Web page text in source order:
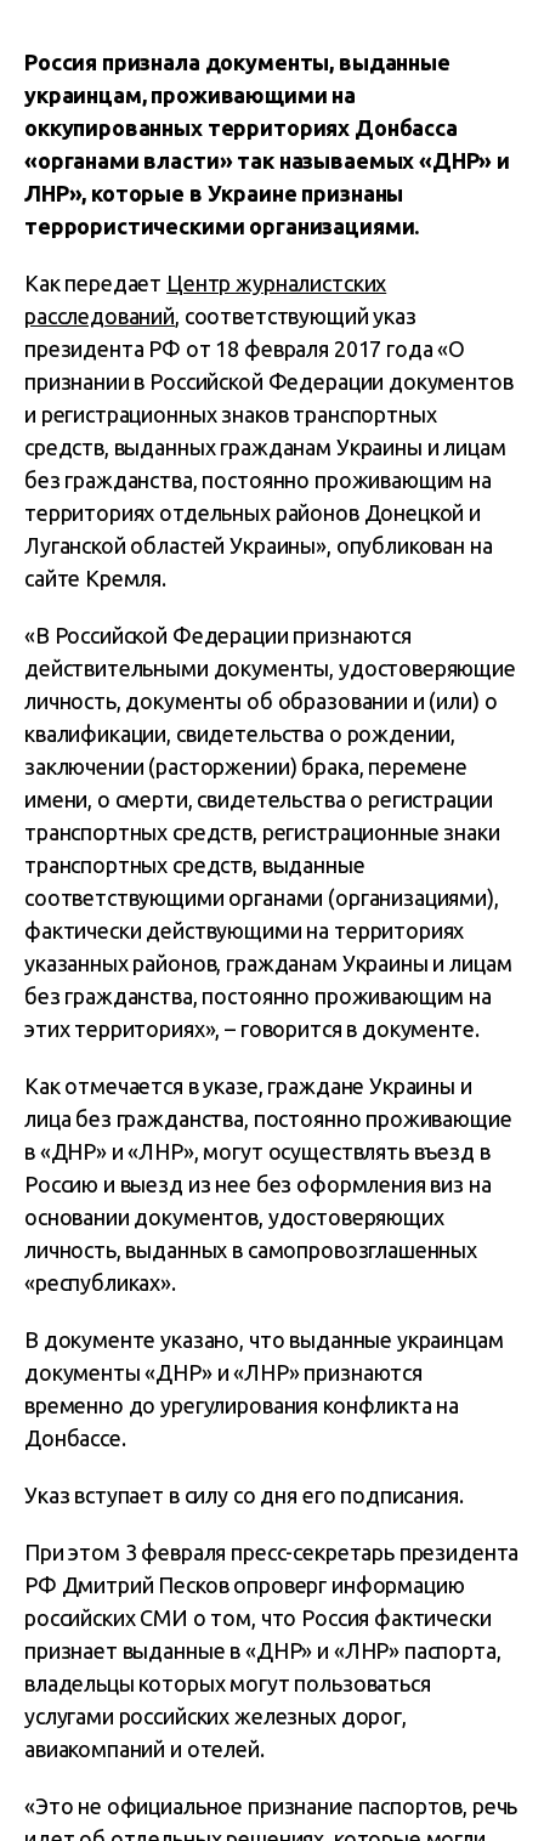
Россия признала документы, выданные
украинцам, проживающими на
оккупированных территориях Донбасса
«органами власти» так называемых «ДНР» и
ЛНР», которые в Украине признаны
террористическими организациями.
Как передает Центр журналистских
расследований, соответствующий указ
президента РФ от 18 февраля 2017 года «О
признании в Российской Федерации документов
и регистрационных знаков транспортных
средств, выданных гражданам Украины и лицам
без гражданства, постоянно проживающим на
территориях отдельных районов Донецкой и
Луганской областей Украины», опубликован на
сайте Кремля.
«В Российской Федерации признаются
действительными документы, удостоверяющие
личность, документы об образовании и (или) о
квалификации, свидетельства о рождении,
заключении (расторжении) брака, перемене
имени, о смерти, свидетельства о регистрации
транспортных средств, регистрационные знаки
транспортных средств, выданные
соответствующими органами (организациями),
фактически действующими на территориях
указанных районов, гражданам Украины и лицам
без гражданства, постоянно проживающим на
этих территориях», – говорится в документе.
Как отмечается в указе, граждане Украины и
лица без гражданства, постоянно проживающие
в «ДНР» и «ЛНР», могут осуществлять въезд в
Россию и выезд из нее без оформления виз на
основании документов, удостоверяющих
личность, выданных в самопровозглашенных
«республиках».
В документе указано, что выданные украинцам
документы «ДНР» и «ЛНР» признаются
временно до урегулирования конфликта на
Донбассе.
Указ вступает в силу со дня его подписания.
При этом 3 февраля пресс-секретарь президента
РФ Дмитрий Песков опроверг информацию
российских СМИ о том, что Россия фактически
признает выданные в «ДНР» и «ЛНР» паспорта,
владельцы которых могут пользоваться
услугами российских железных дорог,
авиакомпаний и отелей.
«Это не официальное признание паспортов, речь